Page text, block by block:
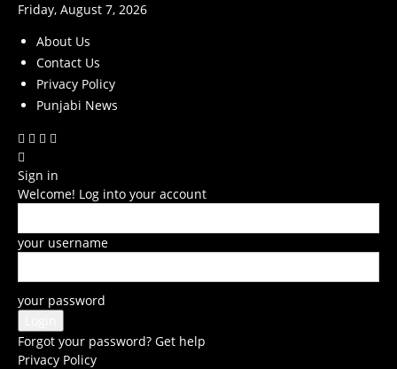
Friday, August 7, 2026
About Us
Contact Us
Privacy Policy
Punjabi News
Sign in
Welcome! Log into your account
your username
your password
Forgot your password? Get help
Privacy Policy